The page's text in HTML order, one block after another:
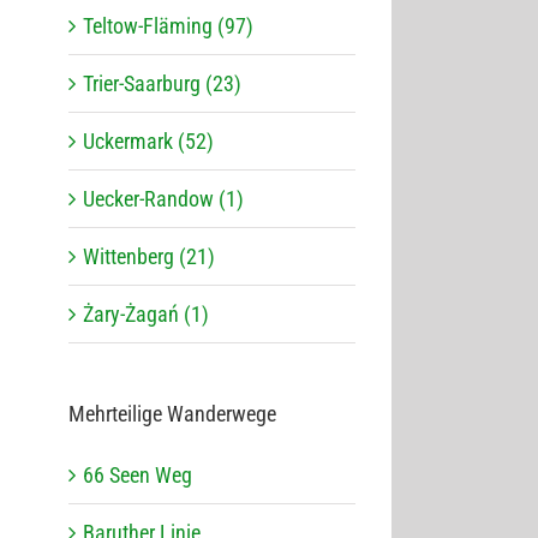
Teltow-Fläming (97)
Trier-Saarburg (23)
Uckermark (52)
Uecker-Randow (1)
Wittenberg (21)
Żary-Żagań (1)
Mehr­tei­lige Wanderwege
66 Seen Weg
Baru­ther Linie